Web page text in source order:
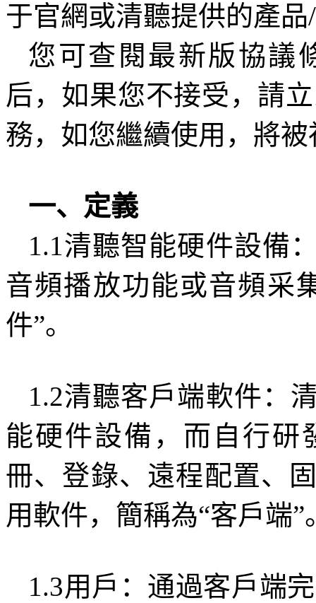
于官網或清聽提供的產品/
您可查閱最新版協議
后，如果您不接受，請
務，如您繼續使用，將
一、定義
1.1清聽智能硬件設備
音頻播放功能或音頻采
件”。
1.2清聽客戶端軟件：
能硬件設備，而自行研
冊、登錄、遠程配置、
用軟件，簡稱為“客戶端”
1.3用戶：通過客戶端